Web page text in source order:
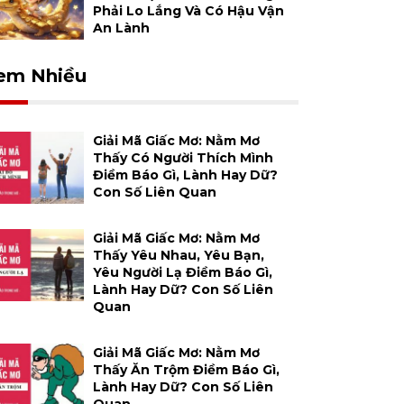
Phải Lo Lắng Và Có Hậu Vận
An Lành
Nhiều
Giải Mã Giấc Mơ: Nằm Mơ
Thấy Có Người Thích Mình
Điềm Báo Gì, Lành Hay Dữ?
Con Số Liên Quan
Giải Mã Giấc Mơ: Nằm Mơ
Thấy Yêu Nhau, Yêu Bạn,
Yêu Người Lạ Điềm Báo Gì,
Lành Hay Dữ? Con Số Liên
Quan
Giải Mã Giấc Mơ: Nằm Mơ
Thấy Ăn Trộm Điềm Báo Gì,
Lành Hay Dữ? Con Số Liên